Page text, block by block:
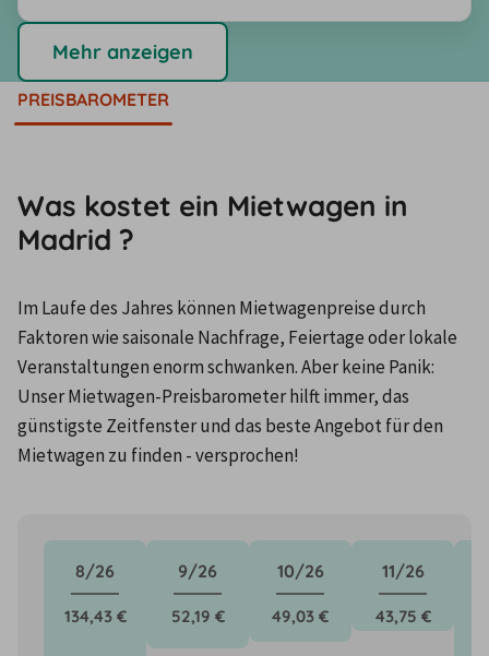
Mehr anzeigen
PREISBAROMETER
Was kostet ein Mietwagen in
Madrid ?
Im Laufe des Jahres können Mietwagenpreise durch
Faktoren wie saisonale Nachfrage, Feiertage oder lokale
Veranstaltungen enorm schwanken. Aber keine Panik:
Unser Mietwagen-Preisbarometer hilft immer, das
günstigste Zeitfenster und das beste Angebot für den
Mietwagen zu finden - versprochen!
8/26
134,43 €
9/26
52,19 €
10/26
49,03 €
11/26
43,75 €